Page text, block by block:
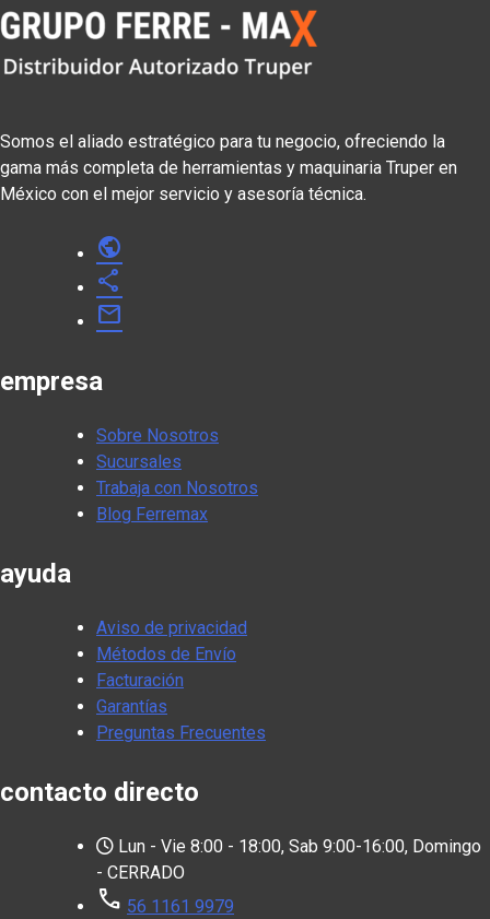
Somos el aliado estratégico para tu negocio, ofreciendo la
gama más completa de herramientas y maquinaria Truper en
México con el mejor servicio y asesoría técnica.
public
share
mail
empresa
Sobre Nosotros
Sucursales
Trabaja con Nosotros
Blog Ferremax
ayuda
Aviso de privacidad
Métodos de Envío
Facturación
Garantías
Preguntas Frecuentes
contacto directo
Lun - Vie 8:00 - 18:00, Sab 9:00-16:00, Domingo
- CERRADO
call 56 1161 9979